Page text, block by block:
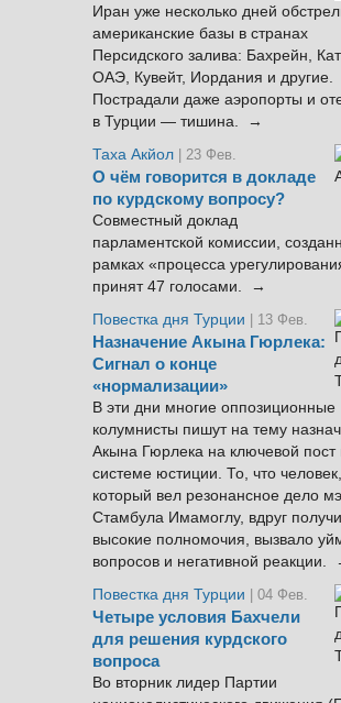
Иран уже несколько дней
американские базы в странах
Персидского залива: Бахрейн,
ОАЭ, Кувейт, Иордания и другие.
Пострадали даже аэропорты и
в Турции — тишина. →
Таха Акйол | 23 Фев.
О чём говорится в докладе
по курдскому вопросу?
Совместный доклад
парламентской комиссии,
рамках «процесса
принят 47 голосами. →
Повестка дня Турции
| 13 Фев.
Назначение Акына Гюрлека:
Сигнал о конце
«нормализации»
В эти дни многие оппозиционные
колумнисты пишут на тему
Акына Гюрлека на ключевой пост
системе юстиции. То, что человек,
который вел резонансное дело
Стамбула Имамоглу, вдруг
высокие полномочия, вызвало
вопросов и негативной реакции.
Повестка дня Турции
| 04 Фев.
Четыре условия Бахчели
для решения курдского
вопроса
Во вторник лидер Партии